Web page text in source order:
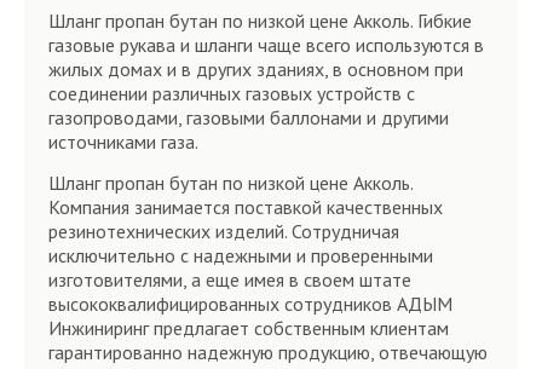
Шланг пропан бутан по низкой цене Акколь. Гибкие
газовые рукава и шланги чаще всего используются в
жилых домах и в других зданиях, в основном при
соединении различных газовых устройств с
газопроводами, газовыми баллонами и другими
источниками газа.
Шланг пропан бутан по низкой цене Акколь.
Компания занимается поставкой качественных
резинотехнических изделий. Сотрудничая
исключительно с надежными и проверенными
изготовителями, а еще имея в своем штате
высококвалифицированных сотрудников АДЫМ
Инжиниринг предлагает собственным клиентам
гарантированно надежную продукцию, отвечающую